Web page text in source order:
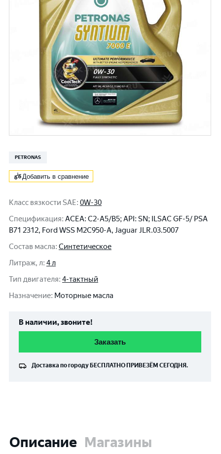
PETRONAS
Добавить в сравнение
Класс вязкости SAE: 0W-30
Спецификация: ACEA: C2-A5/B5; API: SN; ILSAC GF-5/ PSA
B71 2312, Ford WSS M2C950-A, Jaguar JLR.03.5007
Состав масла: Синтетическое
Литраж, л: 4 л
Тип двигателя: 4-тактный
Назначение: Моторные масла
В наличии, звоните!
Заказать
Доставка по городу БЕСПЛАТНО ПРИВЕЗЁМ СЕГОДНЯ.
Описание Магазины